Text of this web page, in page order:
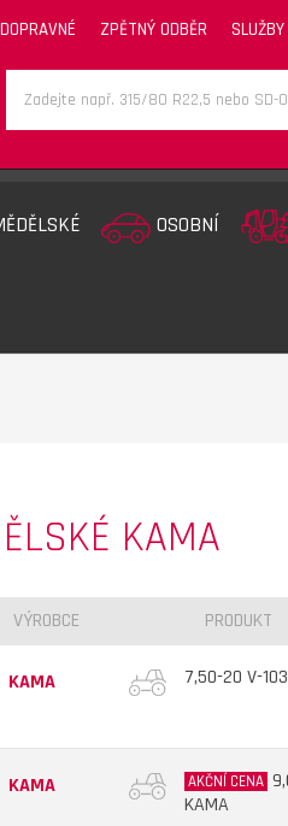
DOPRAVNÉ ZPĚTNÝ ODBĚR SLUŽBY
OSOBNÍ
KAMA
VÝROBCE PRODUKT
KAMA 7,50-20 V-
KAMA AKČNÍ CENA
KAMA